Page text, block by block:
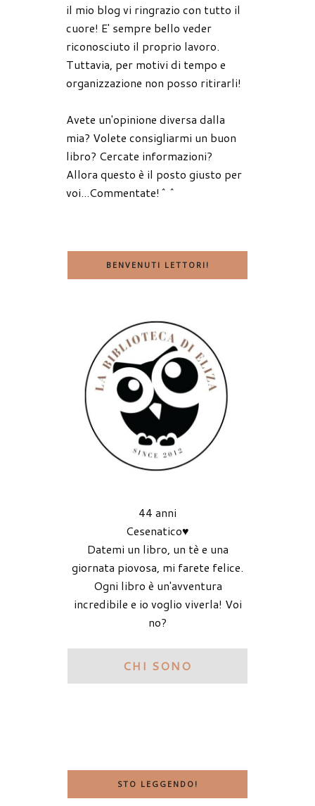
il mio blog vi ringrazio con tutto il
cuore! E' sempre bello veder
riconosciuto il proprio lavoro.
Tuttavia, per motivi di tempo e
organizzazione non posso ritirarli!
Avete un'opinione diversa dalla
mia? Volete consigliarmi un buon
libro? Cercate informazioni?
Allora questo è il posto giusto per
voi...Commentate!^^
BENVENUTI LETTORI!
44 anni
Cesenatico♥
Datemi un libro, un tè e una
giornata piovosa, mi farete felice.
Ogni libro è un'avventura
incredibile e io voglio viverla! Voi
no?
CHI SONO
STO LEGGENDO!